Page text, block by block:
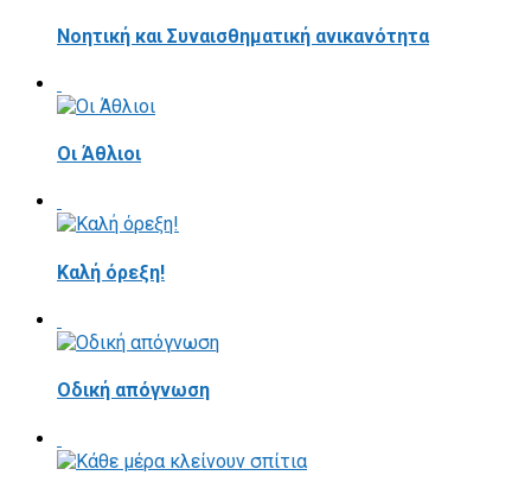
Νοητική και Συναισθηματική ανικανότητα
Οι Άθλιοι
Καλή όρεξη!
Οδική απόγνωση